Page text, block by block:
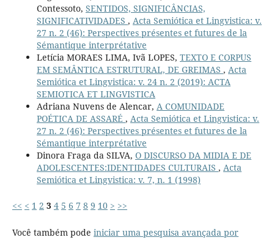
Contessoto, SENTIDOS, SIGNIFICÂNCIAS,
SIGNIFICATIVIDADES , Acta Semiótica et Lingvistica: v.
27 n. 2 (46): Perspectives présentes et futures de la
Sémantique interprétative
Letícia MORAES LIMA, Ivã LOPES, TEXTO E CORPUS
EM SEMÂNTICA ESTRUTURAL, DE GREIMAS , Acta
Semiótica et Lingvistica: v. 24 n. 2 (2019): ACTA
SEMIOTICA ET LINGVISTICA
Adriana Nuvens de Alencar, A COMUNIDADE
POÉTICA DE ASSARÉ , Acta Semiótica et Lingvistica: v.
27 n. 2 (46): Perspectives présentes et futures de la
Sémantique interprétative
Dinora Fraga da SILVA, O DISCURSO DA MIDIA E DE
ADOLESCENTES:IDENTIDADES CULTURAIS , Acta
Semiótica et Lingvistica: v. 7, n. 1 (1998)
<< < 1 2 3 4 5 6 7 8 9 10 > >>
Você também pode iniciar uma pesquisa avançada por